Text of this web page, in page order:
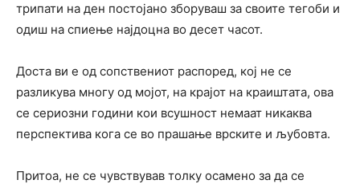
трипати на ден постојано зборуваш за своите тегоби и
одиш на спиење најдоцна во десет часот.
Доста ви е од сопствениот распоред, кој не се
разликува многу од мојот, на крајот на краиштата, ова
се сериозни години кои всушност немаат никаква
перспектива кога се во прашање врските и љубовта.
Притоа, не се чувствував толку осамено за да се